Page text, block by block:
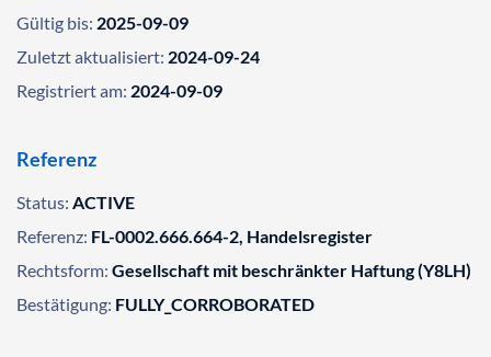
Gültig bis: 2025-09-09
Zuletzt aktualisiert: 2024-09-24
Registriert am: 2024-09-09
Referenz
Status: ACTIVE
Referenz: FL-0002.666.664-2, Handelsregister
Rechtsform: Gesellschaft mit beschränkter Haftung (Y8LH)
Bestätigung: FULLY_CORROBORATED